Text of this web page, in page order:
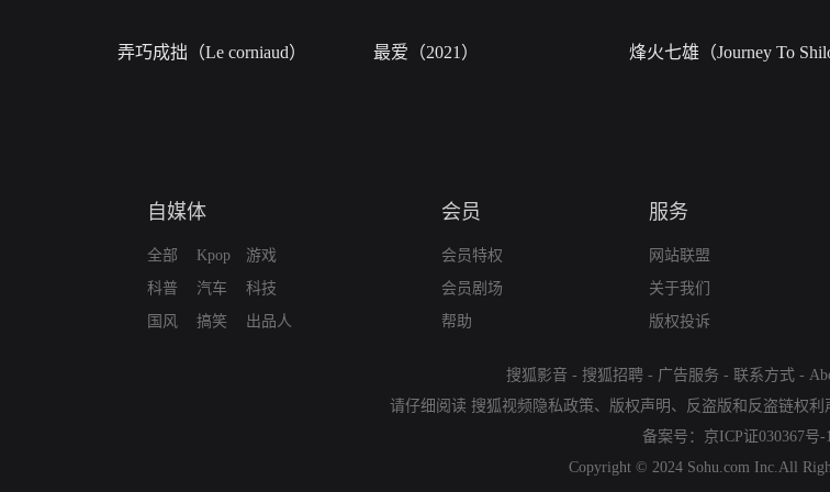
弄巧成拙（Le corniaud） 最爱（2021） 烽火七雄（Journey To
自媒体
全部
科普
国风
Kpop
汽车
搞笑
游戏
科技
出品人
会员
会员特权
会员剧场
帮助
服务
网站联盟
关于我们
版权投诉
搜狐影音 - 搜狐招聘 - 广告服务 - 联系方式 -
请仔细阅读 搜狐视频隐私政策、 版权声明 、 反盗版和反盗链权利
备案号： 京ICP证030367号-1
Copyright © 2024 Sohu.com Inc.All